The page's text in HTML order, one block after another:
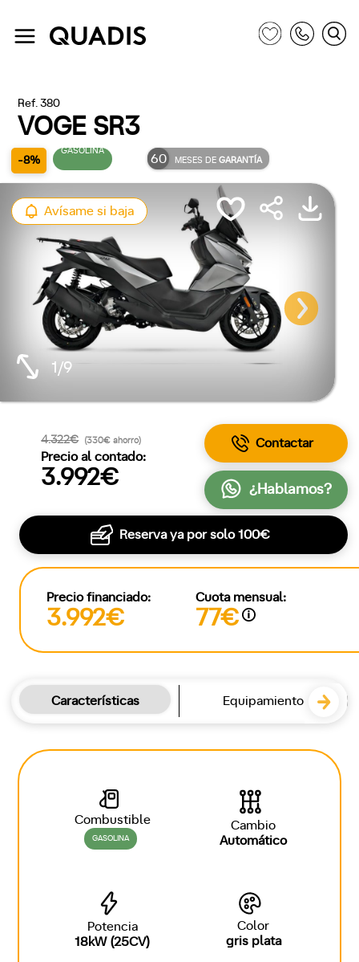
Ref. 380
VOGE SR3
-8%
GASOLINA
60 MESES DEGARANTÍA
Avísame si baja
1/9
4.322€ (330€ ahorro)
Precio al contado:
3.992€
Contactar
¿Hablamos?
Reserva ya por solo100€
Precio financiado:
3.992€
Cuota mensual:
77€
Características Equipamiento
Combustible
GASOLINA
Cambio
Automático
Potencia
18kW (25CV)
Color
gris plata